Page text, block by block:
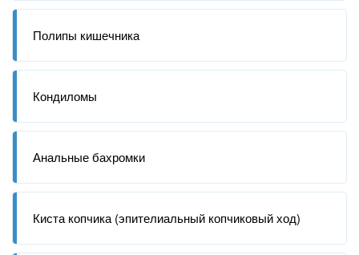
Полипы кишечника
Кондиломы
Анальные бахромки
Киста копчика (эпителиальный копчиковый ход)